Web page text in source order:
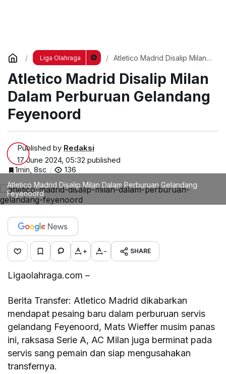
Liga Olahraga
Atletico Madrid Disalip Milan
Feyenoord
Atletico Madrid Disalip Milan
Dalam Perburuan Gelandang
Feyenoord
Published by Redaksi
17 June 2024, 05:32 published
1min, 8sc
136
Atletico Madrid Disalip Milan Dalam Perburuan Gelandang
Feyenoord
+ - SHARE
Ligaolahraga.com –
Berita Transfer: Atletico Madrid dikabarkan
mendapat pesaing baru dalam perburuan servis
gelandang Feyenoord, Mats Wieffer musim panas
ini, raksasa Serie A, AC Milan juga berminat pada
servis sang pemain dan siap mengusahakan
transfernya.